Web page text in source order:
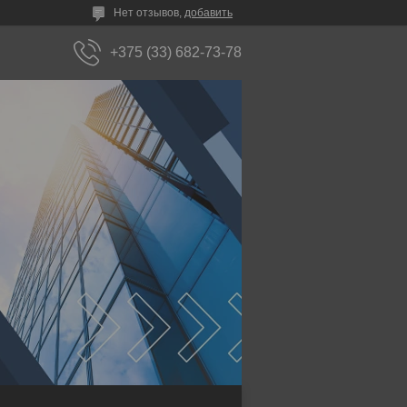
Нет отзывов, добавить
+375 (33) 682-73-78